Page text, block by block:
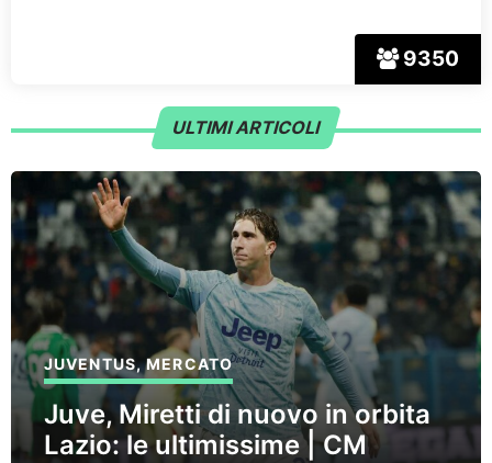
9350
ULTIMI ARTICOLI
JUVENTUS,MERCATO
Juve, Miretti di nuovo in orbita
Lazio: le ultimissime | CM